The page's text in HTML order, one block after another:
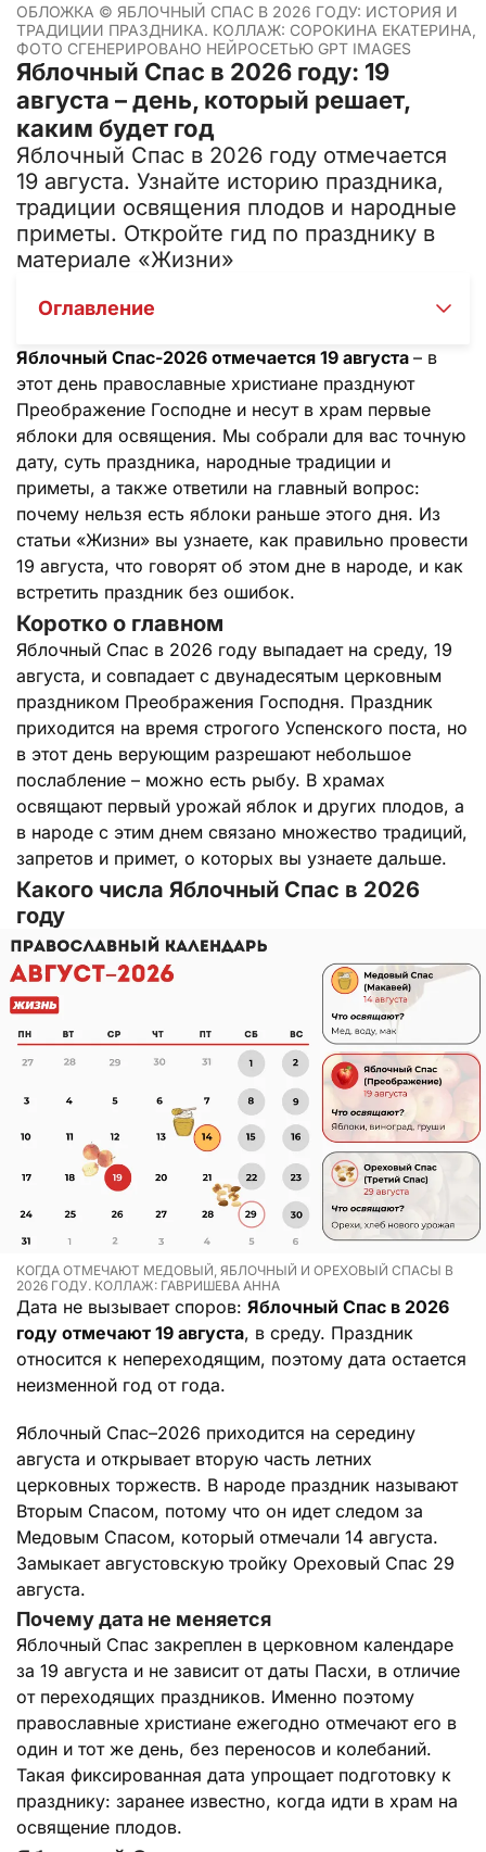
ОБЛОЖКА © ЯБЛОЧНЫЙ СПАС В 2026 ГОДУ: ИСТОРИЯ И
ТРАДИЦИИ ПРАЗДНИКА. КОЛЛАЖ: СОРОКИНА ЕКАТЕРИНА,
ФОТО СГЕНЕРИРОВАНО НЕЙРОСЕТЬЮ GPT IMAGES
Яблочный Спас в 2026 году: 19
августа – день, который решает,
каким будет год
Яблочный Спас в 2026 году отмечается
19 августа. Узнайте историю праздника,
традиции освящения плодов и народные
приметы. Откройте гид по празднику в
материале «Жизни»
Оглавление
Яблочный Спас-2026 отмечается 19 августа – в
этот день православные христиане празднуют
Преображение Господне и несут в храм первые
яблоки для освящения. Мы собрали для вас точную
дату, суть праздника, народные традиции и
приметы, а также ответили на главный вопрос:
почему нельзя есть яблоки раньше этого дня. Из
статьи «Жизни» вы узнаете, как правильно провести
19 августа, что говорят об этом дне в народе, и как
встретить праздник без ошибок.
Коротко о главном
Яблочный Спас в 2026 году выпадает на среду, 19
августа, и совпадает с двунадесятым церковным
праздником Преображения Господня. Праздник
приходится на время строгого Успенского поста, но
в этот день верующим разрешают небольшое
послабление – можно есть рыбу. В храмах
освящают первый урожай яблок и других плодов, а
в народе с этим днем связано множество традиций,
запретов и примет, о которых вы узнаете дальше.
Какого числа Яблочный Спас в 2026
году
КОГДА ОТМЕЧАЮТ МЕДОВЫЙ, ЯБЛОЧНЫЙ И ОРЕХОВЫЙ СПАСЫ В
2026 ГОДУ. КОЛЛАЖ: ГАВРИШЕВА АННА
Дата не вызывает споров: Яблочный Спас в 2026
году отмечают 19 августа, в среду. Праздник
относится к непереходящим, поэтому дата остается
неизменной год от года.
Яблочный Спас–2026 приходится на середину
августа и открывает вторую часть летних
церковных торжеств. В народе праздник называют
Вторым Спасом, потому что он идет следом за
Медовым Спасом, который отмечали 14 августа.
Замыкает августовскую тройку Ореховый Спас 29
августа.
Почему дата не меняется
Яблочный Спас закреплен в церковном календаре
за 19 августа и не зависит от даты Пасхи, в отличие
от переходящих праздников. Именно поэтому
православные христиане ежегодно отмечают его в
один и тот же день, без переносов и колебаний.
Такая фиксированная дата упрощает подготовку к
празднику: заранее известно, когда идти в храм на
освящение плодов.